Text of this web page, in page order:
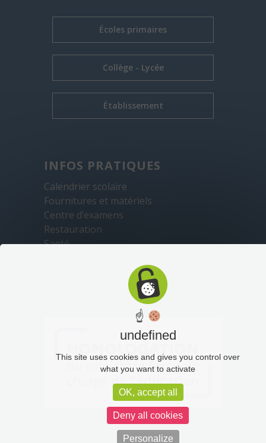
Écoles primaires
Collège - Lycée
Établissement
INFOS PRATIQUES
Calendrier scolaire
Fournitures et matériels
Centre d’examens
Restauration
Santé
☝
undefined
This site uses cookies and gives you control over
what you want to activate
OK, accept all
Deny all cookies
Personalize